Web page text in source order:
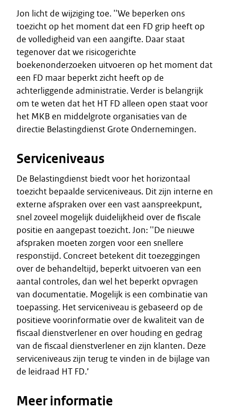
Jon licht de wijziging toe. ''We beperken ons
toezicht op het moment dat een FD grip heeft op
de volledigheid van een aangifte. Daar staat
tegenover dat we risicogerichte
boekenonderzoeken uitvoeren op het moment dat
een FD maar beperkt zicht heeft op de
achterliggende administratie. Verder is belangrijk
om te weten dat het HT FD alleen open staat voor
het MKB en middelgrote organisaties van de
directie Belastingdienst Grote Ondernemingen.
Serviceniveaus
De Belastingdienst biedt voor het horizontaal
toezicht bepaalde serviceniveaus. Dit zijn interne en
externe afspraken over een vast aanspreekpunt,
snel zoveel mogelijk duidelijkheid over de fiscale
positie en aangepast toezicht. Jon: ''De nieuwe
afspraken moeten zorgen voor een snellere
responstijd. Concreet betekent dit toezeggingen
over de behandeltijd, beperkt uitvoeren van een
aantal controles, dan wel het beperkt opvragen
van documentatie. Mogelijk is een combinatie van
toepassing. Het serviceniveau is gebaseerd op de
positieve voorinformatie over de kwaliteit van de
fiscaal dienstverlener en over houding en gedrag
van de fiscaal dienstverlener en zijn klanten. Deze
serviceniveaus zijn terug te vinden in de bijlage van
de leidraad HT FD.’
Meer informatie